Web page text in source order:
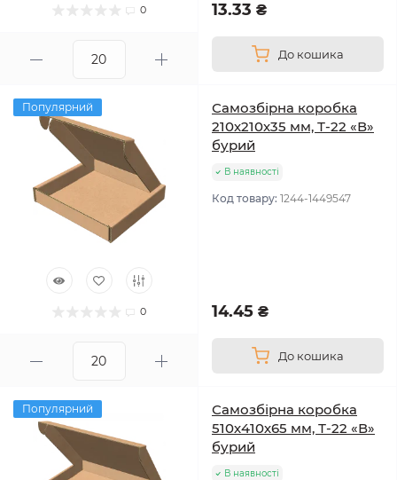
0 13.33 ₴
До кошика
Популярний
0
Самозбірна коробка
210х210х35 мм, Т-22 «В»
бурий
В наявності
Код товару: 1244-1449547
14.45 ₴
До кошика
Популярний
Самозбірна коробка
510х410х65 мм, Т-22 «В»
бурий
В наявності